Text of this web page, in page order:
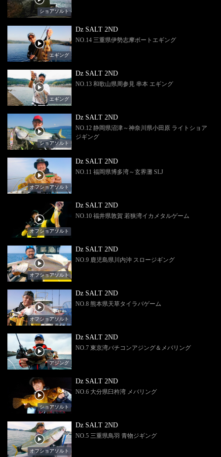
ショアソルト
エギング
Dz SALT 2ND
NO.14 三重県伊勢志摩ボートエギング
エギング
Dz SALT 2ND
NO.13 和歌山県周参見 串本 エギング
ショアソルト
Dz SALT 2ND
NO.12 静岡県沼津～神奈川県小田原 ライトショア
ジギング
オフショアソルト
Dz SALT 2ND
NO.11 福岡県博多湾～玄界灘 SLJ
オフショアソルト
Dz SALT 2ND
NO.10 福井県敦賀 若狭湾イカメタルゲーム
オフショアソルト
Dz SALT 2ND
NO.9 鹿児島県川内沖 スロージギング
オフショアソルト
Dz SALT 2ND
NO.8 熊本県天草タイラバゲーム
アジング
Dz SALT 2ND
NO.7 東京湾バチコンアジング＆メバリング
ショアソルト
Dz SALT 2ND
NO.6 大分県臼杵湾 メバリング
オフショアソルト
Dz SALT 2ND
NO.5 三重県鳥羽 青物ジギング